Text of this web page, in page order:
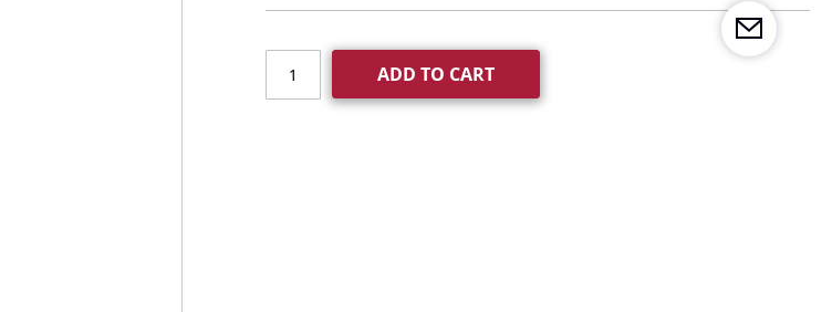
ADD TO CART